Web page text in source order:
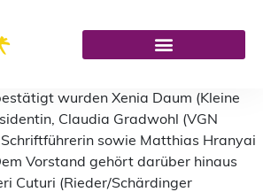
wurden Xenia Daum (Kleine
Claudia Gradwohl (VGN
sowie Matthias Hranyai
Vorstand gehört darüber hinaus
Cuturi (Rieder/Schärdinger